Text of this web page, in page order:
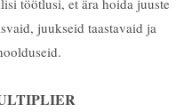
töötlusi, et ära hoida juuste
juukseid taastavaid ja